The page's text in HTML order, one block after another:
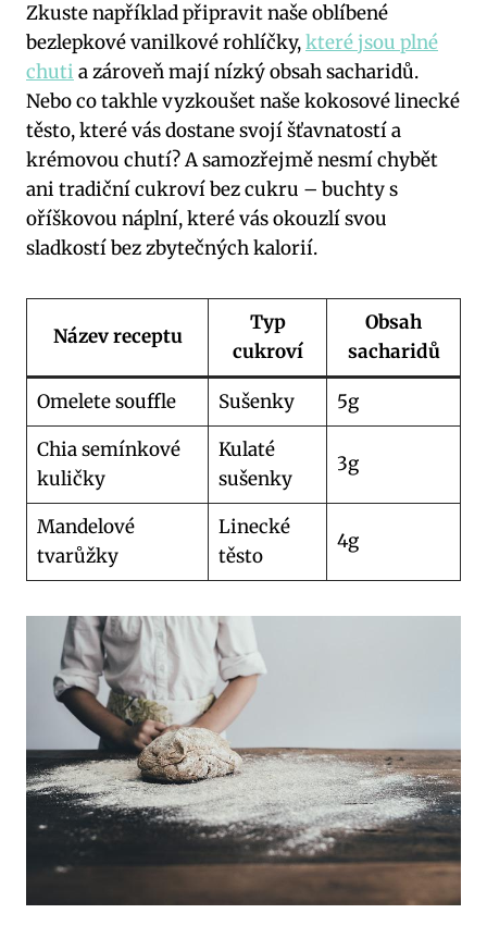
Zkuste například připravit naše oblíbené
bezlepkové vanilkové rohlíčky,které jsou plné
chuti ⁣ a zároveň⁤ mají nízký ‌obsah sacharidů.
Nebo co takhle vyzkoušet naše kokosové linecké
⁢těsto, které⁣ vás dostane ⁣svojí​ šťavnatostí a
krémovou‌ chutí? A samozřejmě nesmí chybět
ani⁤ tradiční cukroví bez cukru – buchty s
oříškovou náplní, které vás okouzlí svou
sladkostí bez zbytečných ‌kalorií. ⁢
Název receptu
Typ
cukroví
Obsah
⁢sacharidů
Omelete⁣ souffle Sušenky
5g
Chia semínkové​
kuličky
Kulaté
sušenky
3g
Mandelové
tvarůžky
Linecké
těsto
4g